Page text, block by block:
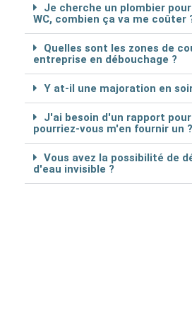
Je cherche un plombier
WC, combien ça va me coûter
Quelles sont les zones de
entreprise en débouchage ?
Y at-il une majoration en
J'ai besoin d'un rapport
pourriez-vous m'en fournir un ?
Vous avez la possibilité de
d'eau invisible ?